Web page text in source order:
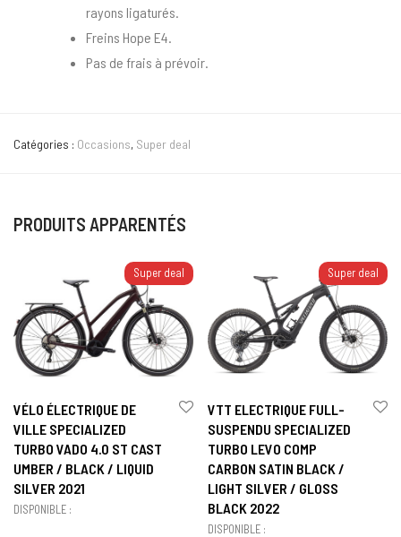
rayons ligaturés.
Freins Hope E4.
Pas de frais à prévoir.
Catégories : Occasions, Super deal
PRODUITS APPARENTÉS
Super deal
VÉLO ÉLECTRIQUE DE
VILLE SPECIALIZED
TURBO VADO 4.0 ST CAST
UMBER / BLACK / LIQUID
SILVER 2021
DISPONIBLE :
Super deal
VTT ELECTRIQUE FULL-
SUSPENDU SPECIALIZED
TURBO LEVO COMP
CARBON SATIN BLACK /
LIGHT SILVER / GLOSS
BLACK 2022
DISPONIBLE :